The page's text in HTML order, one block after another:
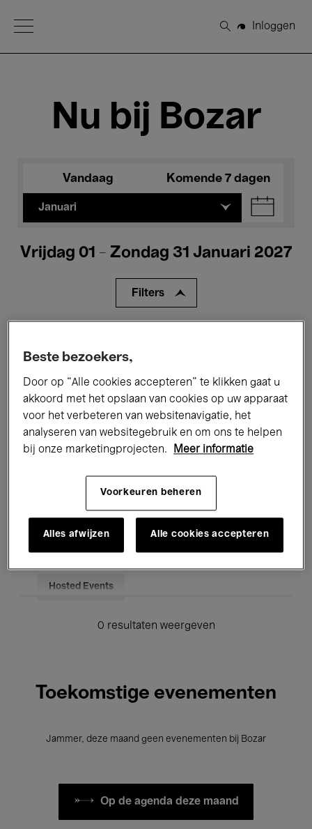
Open Menu
Zoeken
Inloggen
Nu bij Bozar
Vandaag Komende 7 dagen
Januari
Vrijdag 01 - Zondag 31 Januari 2027
Filters
Performances Lezingen & Debatten
Jazz Klassieke Muziek Global Music
Onderwijs Rondleidingen
Hosted Events
0 resultaten weergeven
Toekomstige evenementen
Jammer, deze maand geen evenementen bij Bozar
Op de agenda deze maand
Beste bezoekers,
Door op “Alle cookies accepteren” te klikken gaat u
akkoord met het opslaan van cookies op uw apparaat
voor het verbeteren van websitenavigatie, het
analyseren van websitegebruik en om ons te helpen
bij onze marketingprojecten.
Meer informatie
Voorkeuren beheren
Alles afwijzen Alle cookies accepteren